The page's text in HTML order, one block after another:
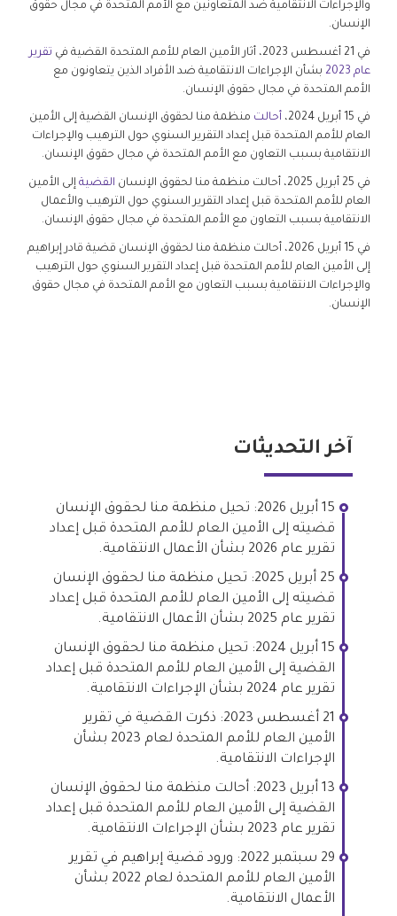
والإجراءات الانتقامية ضد المتعاونين مع الأمم المتحدة في مجال حقوق
الإنسان.
في 21 أغسطس 2023، أثار الأمين العام للأمم المتحدة القضية في
تقرير
عام 2023
بشأن الإجراءات الانتقامية ضد الأفراد الذين يتعاونون مع
الأمم المتحدة في مجال حقوق الإنسان.
في 15 أبريل 2024، أحالت منظمة منا لحقوق الإنسان القضية إلى الأمين
العام للأمم المتحدة قبل إعداد التقرير السنوي حول الترهيب والإجراءات
الانتقامية بسبب التعاون مع الأمم المتحدة في مجال حقوق الإنسان.
في 25 أبريل 2025، أحالت منظمة منا لحقوق الإنسان القضية إلى الأمين
العام للأمم المتحدة قبل إعداد التقرير السنوي حول الترهيب والأعمال
الانتقامية بسبب التعاون مع الأمم المتحدة في مجال حقوق الإنسان.
في 15 أبريل 2026، أحالت منظمة منا لحقوق الإنسان قضية قادر إبراهيم
إلى الأمين العام للأمم المتحدة قبل إعداد التقرير السنوي حول الترهيب
والإجراءات الانتقامية بسبب التعاون مع الأمم المتحدة في مجال حقوق
الإنسان.
آخر التحديثات
15 أبريل 2026: تحيل منظمة منا لحقوق الإنسان
قضيته إلى الأمين العام للأمم المتحدة قبل إعداد
تقرير عام 2026 بشأن الأعمال الانتقامية.
25 أبريل 2025: تحيل منظمة منا لحقوق الإنسان
قضيته إلى الأمين العام للأمم المتحدة قبل إعداد
تقرير عام 2025 بشأن الأعمال الانتقامية.
15 أبريل 2024: تحيل منظمة منا لحقوق الإنسان
القضية إلى الأمين العام للأمم المتحدة قبل إعداد
تقرير عام 2024 بشأن الإجراءات الانتقامية.
21 أغسطس 2023: ذكرت القضية في تقرير
الأمين العام للأمم المتحدة لعام 2023 بشأن
الإجراءات الانتقامية.
13 أبريل 2023: أحالت منظمة منا لحقوق الإنسان
القضية إلى الأمين العام للأمم المتحدة قبل إعداد
تقرير عام 2023 بشأن الإجراءات الانتقامية.
29 سبتمبر 2022: ورود قضية إبراهيم في تقرير
الأمين العام للأمم المتحدة لعام 2022 بشأن
الأعمال الانتقامية.